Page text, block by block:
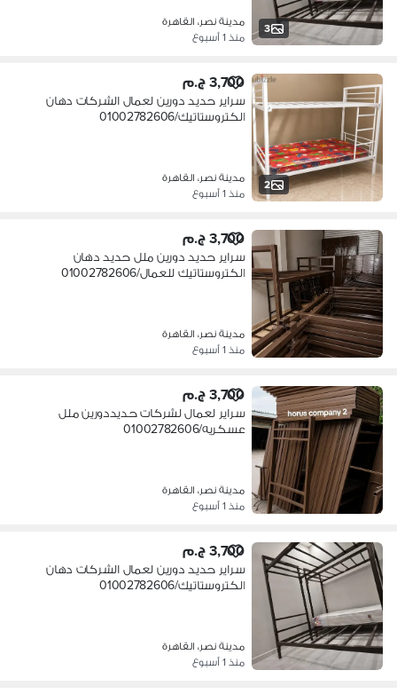
3
مدينة نصر، القاهرة
منذ 1 أسبوع
2
3,700 ج.م
سراير حديد دورين لعمال الشركات دهان
الكتروستاتيك/01002782606
مدينة نصر، القاهرة
منذ 1 أسبوع
3,700 ج.م
سراير حديد دورين ملل حديد دهان
الكتروستاتيك للعمال/01002782606
مدينة نصر، القاهرة
منذ 1 أسبوع
3,700 ج.م
سراير لعمال لشركات حديددورين ملل
عسكريه/01002782606
مدينة نصر، القاهرة
منذ 1 أسبوع
3,700 ج.م
سراير حديد دورين لعمال الشركات دهان
الكتروستاتيك/01002782606
مدينة نصر، القاهرة
منذ 1 أسبوع